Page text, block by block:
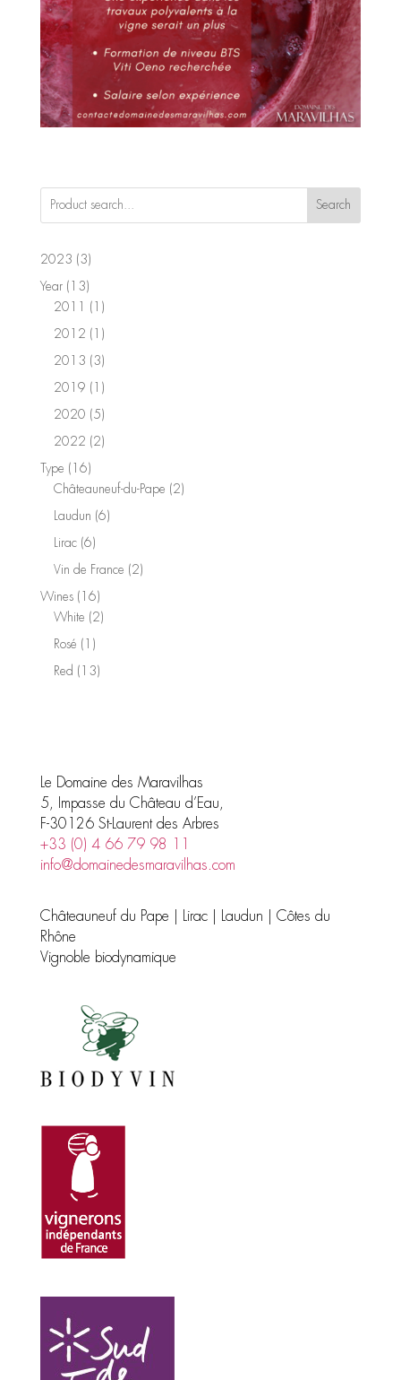
Search
2023 33
products
Year 1313
products
2011
1
product
2012
1
product
2013 33
products
2019
1
product
2020 55
products
2022 22
Type 1616
products
Châteauneuf-du-Pape 22
Laudun 66
Lirac 66
products
Vin de France 22
Wines 1616
products
White 22
Rosé
1
product
Red 1313
Le Domaine des Maravilhas
5, Impasse du Château d’Eau,
F-30126 St-Laurent des Arbres
+33 (0) 4 66 79 98 11
info@domainedesmaravilhas.com
Châteauneuf du Pape | Lirac | Laudun | Côtes du
Rhône
Vignoble biodynamique